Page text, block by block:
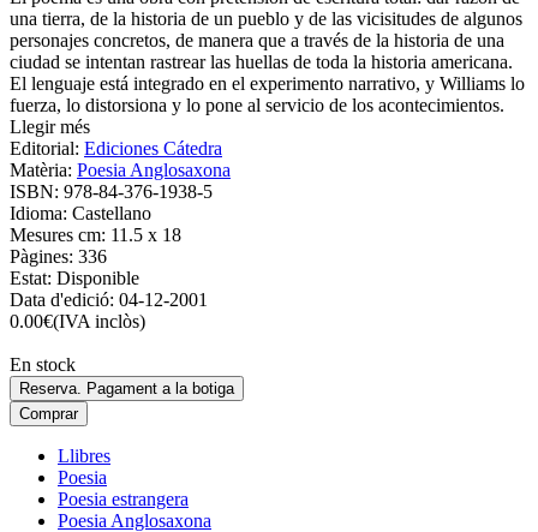
una tierra, de la historia de un pueblo y de las vicisitudes de algunos
personajes concretos, de manera que a través de la historia de una
ciudad se intentan rastrear las huellas de toda la historia americana.
El lenguaje está integrado en el experimento narrativo, y Williams lo
fuerza, lo distorsiona y lo pone al servicio de los acontecimientos.
Llegir més
Editorial: Ediciones Cátedra
Matèria: Poesia Anglosaxona
ISBN: 978-84-376-1938-5
Idioma: Castellano
Mesures cm: 11.5 x 18
Pàgines: 336
Estat: Disponible
Data d'edició: 04-12-2001
0.00€(IVA inclòs)
En stock
Reserva. Pagament a la botiga
Comprar
Llibres
Poesia
Poesia estrangera
Poesia Anglosaxona